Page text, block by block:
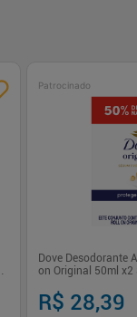
Patrocinado
Dove Desodorante
on Original 50ml x2
R$ 28,39